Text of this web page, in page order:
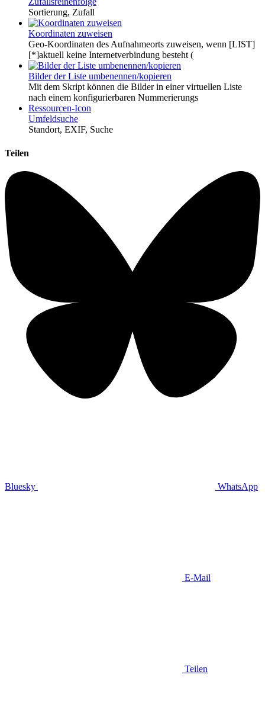
Sortierung, Zufall
Koordinaten zuweisen
Geo-Koordinaten des Aufnahmeorts zuweisen, wenn [LIST]
[*]aktuell keine Internetverbindung besteht (
Bilder der Liste umbenennen/kopieren
Mit dem Skript können die Bilder in einer virtuellen Liste
nach einem konfigurierbaren Nummerierungs
Ressourcen-Icon
Umfeldsuche
Standort, EXIF, Suche
Teilen
Bluesky WhatsApp
E-Mail
Teilen